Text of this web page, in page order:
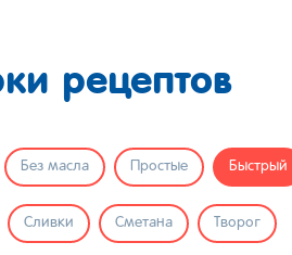
рецептов
Без масла Простые Быстрый
Сливки Сметана Творог